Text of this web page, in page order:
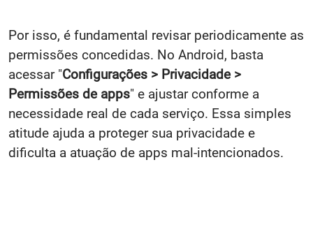
Por isso, é fundamental revisar periodicamente as
permissões concedidas. No Android, basta
acessar "Configurações > Privacidade >
Permissões de apps" e ajustar conforme a
necessidade real de cada serviço. Essa simples
atitude ajuda a proteger sua privacidade e
dificulta a atuação de apps mal-intencionados.